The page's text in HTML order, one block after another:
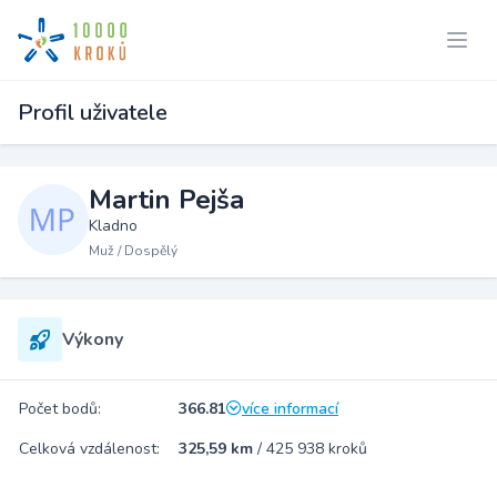
Profil uživatele
Martin Pejša
Kladno
Muž / Dospělý
Výkony
Počet bodů: 366.81
více informací
Celková vzdálenost:
325,59 km / 425 938 kroků